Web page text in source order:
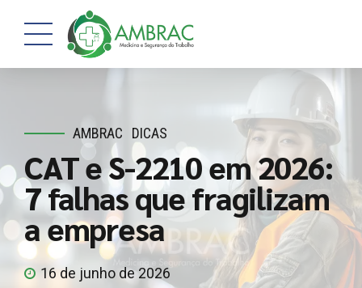
AMBRAC DICAS
CAT e S-2210 em 2026:
7 falhas que fragilizam
a empresa
16 de junho de 2026